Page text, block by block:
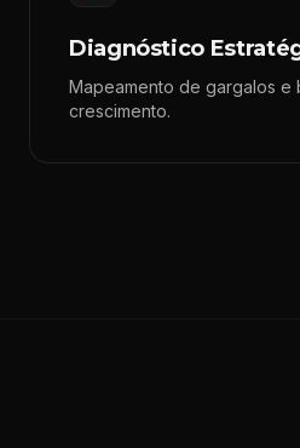
Diagnóstico
Mapeamento de gargalos e
crescimento.